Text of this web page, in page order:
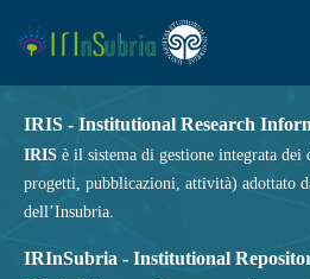
IRIS - Institutional Research
IRIS è il sistema di gestione integrata dei
progetti, pubblicazioni, attività) adottato
dell’Insubria.
IRInSubria - Institutional